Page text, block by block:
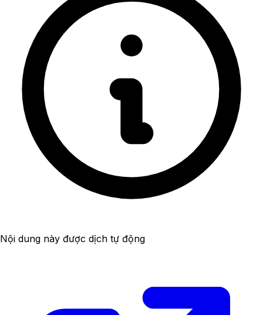
Nội dung này được dịch tự động